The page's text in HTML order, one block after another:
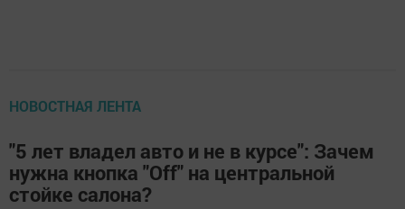
НОВОСТНАЯ ЛЕНТА
"5 лет владел авто и не в курсе": Зачем
нужна кнопка "Off" на центральной
стойке салона?